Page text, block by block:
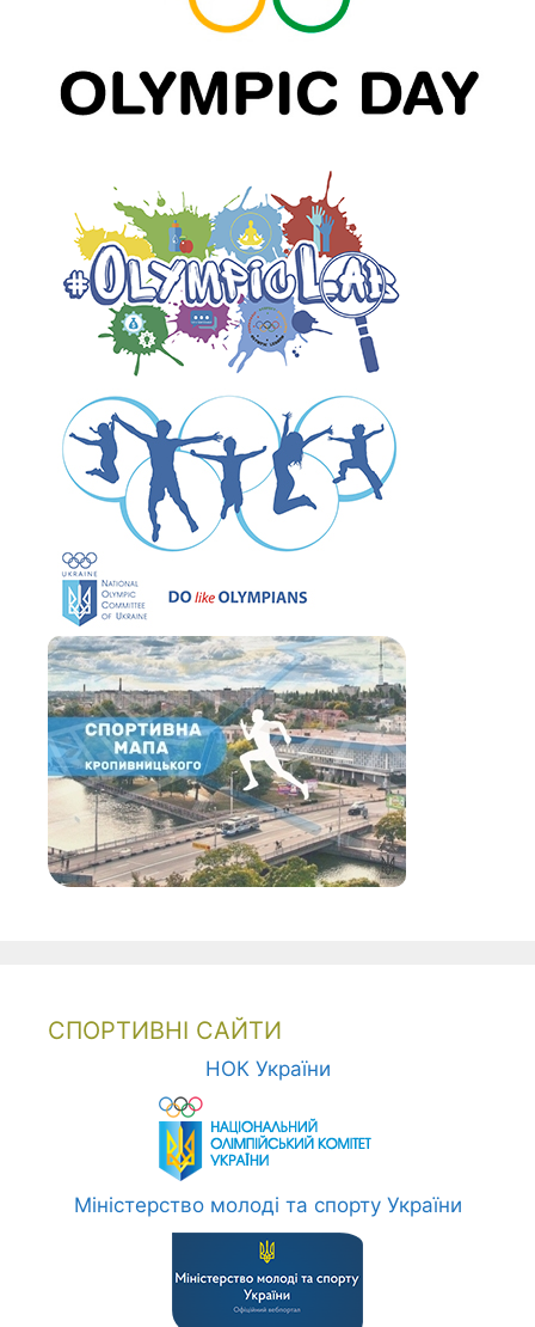
СПОРТИВНІ САЙТИ
НОК України
Міністерство молоді та спорту України